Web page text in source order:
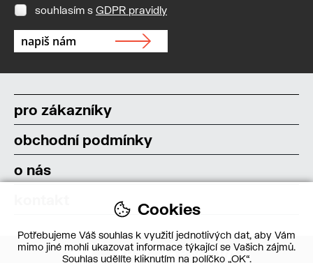
souhlasím s GDPR pravidly
pro zákazníky
obchodní podmínky
o nás
Cookies
Potřebujeme Váš souhlas k využití jednotlivých dat, aby Vám
mimo jiné mohli ukazovat informace týkající se Vašich zájmů.
Souhlas udělíte kliknutím na políčko „OK“.